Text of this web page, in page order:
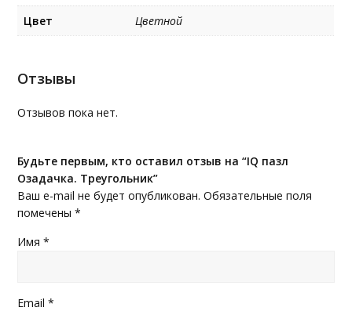
Цвет
Цветной
Отзывы
Отзывов пока нет.
Будьте первым, кто оставил отзыв на “IQ пазл
Озадачка. Треугольник”
Ваш e-mail не будет опубликован. Обязательные поля
помечены*
Имя*
Email*